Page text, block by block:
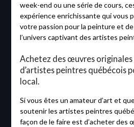
week-end ou une série de cours,
expérience enrichissante qui vous
votre passion pour la peinture et
l’univers captivant des artistes
Achetez des œuvres
d’artistes peintres québécois
local.
Si vous êtes un amateur d’art et
soutenir les artistes peintres
façon de le faire est d’acheter des